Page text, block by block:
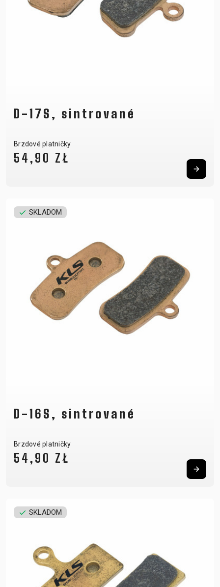
D-17S, sintrované
Brzdové platničky
54,90 ZŁ
SKLADOM
D-16S, sintrované
Brzdové platničky
54,90 ZŁ
SKLADOM